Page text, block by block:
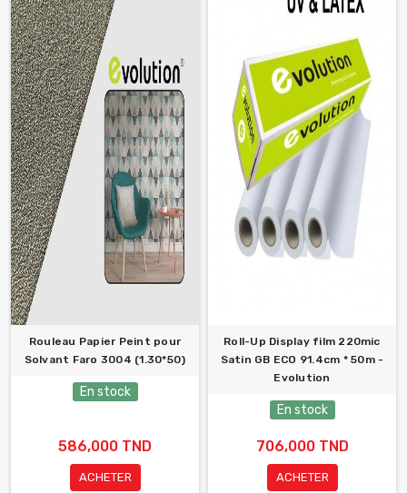
Rouleau Papier Peint pour
Solvant Faro 3004 (1.30*50)
En stock
586,000 TND
ACHETER
Roll-Up Display film 220mic
Satin GB ECO 91.4cm * 50m -
Evolution
En stock
706,000 TND
ACHETER